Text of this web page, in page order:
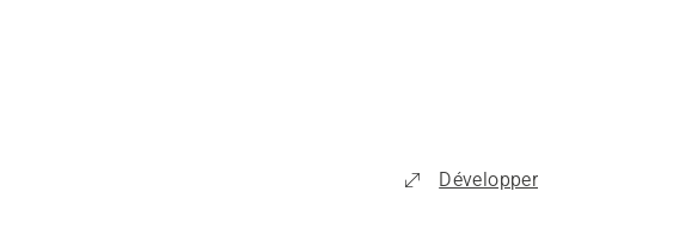
Développer